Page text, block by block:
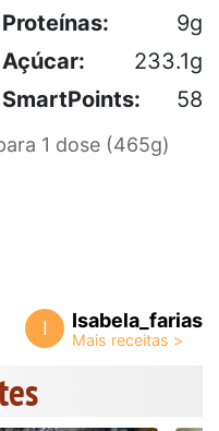
Proteínas:
9g
Açúcar:
233.1g
SmartPoints: 58
1 dose (465g)
I Isabela_farias